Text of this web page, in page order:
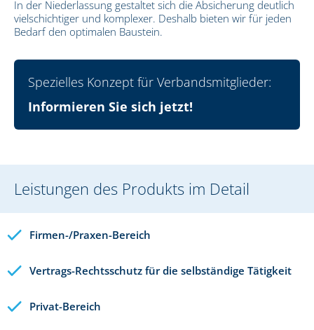
In der Niederlassung gestaltet sich die Absicherung deutlich
vielschichtiger und komplexer. Deshalb bieten wir für jeden
Bedarf den optimalen Baustein.
Spezielles Konzept für Verbandsmitglieder:
Informieren Sie sich jetzt!
Leistungen des Produkts im Detail
Firmen-/Praxen-Bereich
Vertrags-Rechtsschutz für die selbständige Tätigkeit
Privat-Bereich